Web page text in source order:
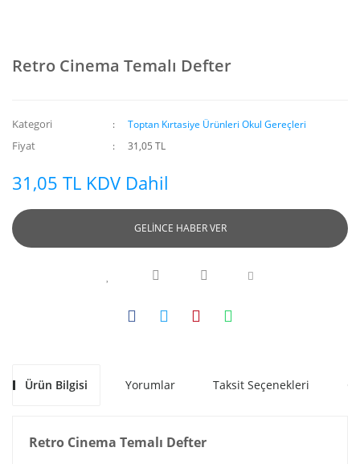
Retro Cinema Temalı Defter
Kategori Toptan Kırtasiye Ürünleri Okul Gereçleri
Fiyat 31,05 TL
31,05 TL KDV Dahil
GELİNCE HABER VER
Ürün Bilgisi Yorumlar Taksit Seçenekleri
Retro Cinema Temalı Defter